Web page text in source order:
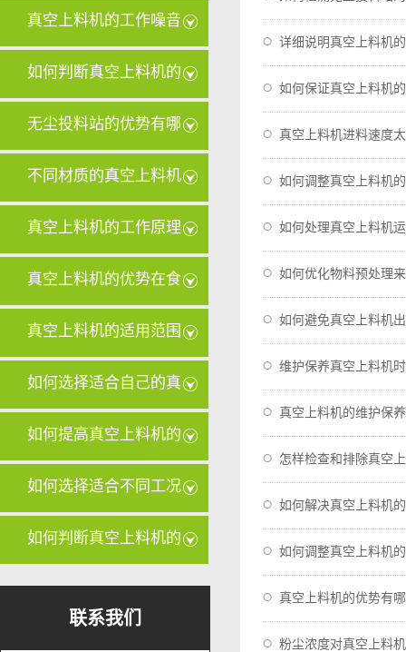
哪些？真空上料机的工作噪音
大怎么办
如何判断真空上料机的
滤芯是否
无尘投料站的优势有哪
不同材质的真空上料机
滤芯在清
真空上料机的工作原理
对其设计
真空上料机的优势在食
品行业中
真空上料机的适用范围
有哪些？
如何选择适合自己的真
空上料机
如何提高真空上料机的
输送量？
如何选择适合不同工况
的真空上
如何判断真空上料机的
管路是否
联系我们
详细说明真空上料机
如何保证真空上料机
真空上料机进料速度
如何调整真空上料机
如何处理真空上料机
如何优化物料预处理
如何避免真空上料机
维护保养真空上料机
真空上料机的维护保
怎样检查和排除真空
如何解决真空上料机
如何调整真空上料机
真空上料机的优势有
粉尘浓度对真空上料